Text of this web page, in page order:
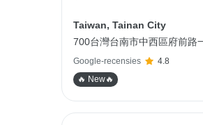
Taiwan, Tainan City
700台灣台南市中西區府前路
Google-recensies
4.8
🔥 New🔥